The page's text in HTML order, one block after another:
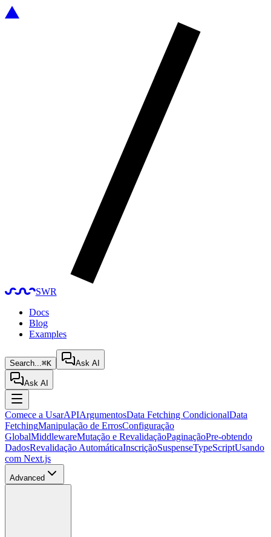
SWR
Docs
Blog
Examples
Search...⌘K Ask AI
Ask AI
Comece a UsarAPIArgumentosData Fetching CondicionalData
FetchingManipulação de ErrosConfiguração
GlobalMiddlewareMutação e RevalidaçãoPaginaçãoPre-obtendo
DadosRevalidação AutomáticaInscriçãoSuspenseTypeScriptUsando
com Next.js
Advanced